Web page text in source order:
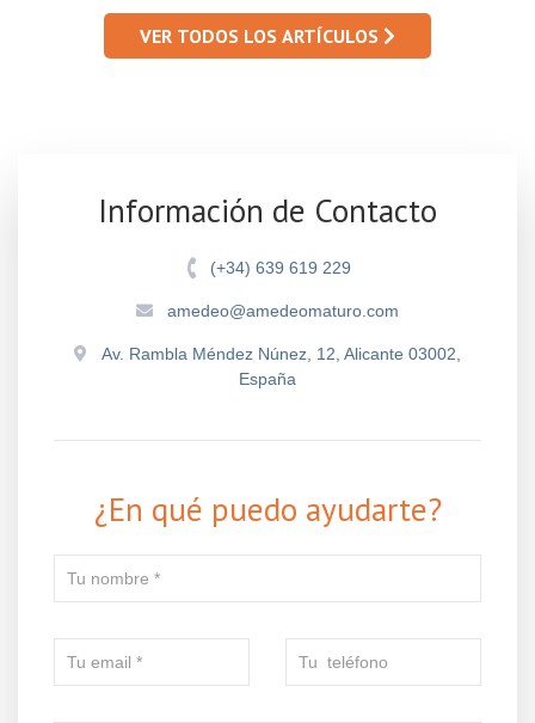
VER TODOS LOS ARTÍCULOS
Información de Contacto
(+34) 639 619 229
amedeo@amedeomaturo.com
Av. Rambla Méndez Núnez, 12, Alicante 03002,
España
¿En qué puedo ayudarte?